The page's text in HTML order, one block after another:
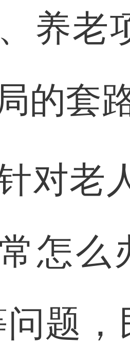
养老
的套
老人
怎么
问题